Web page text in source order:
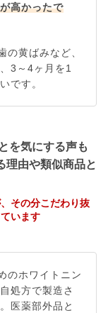
高かったで
の黄ばみなど、
3～4ヶ月を1
です。
を気にする声も
理由や類似商品と
その分こだわり抜
います
のホワイトニン
処方で製造さ
医薬部外品と